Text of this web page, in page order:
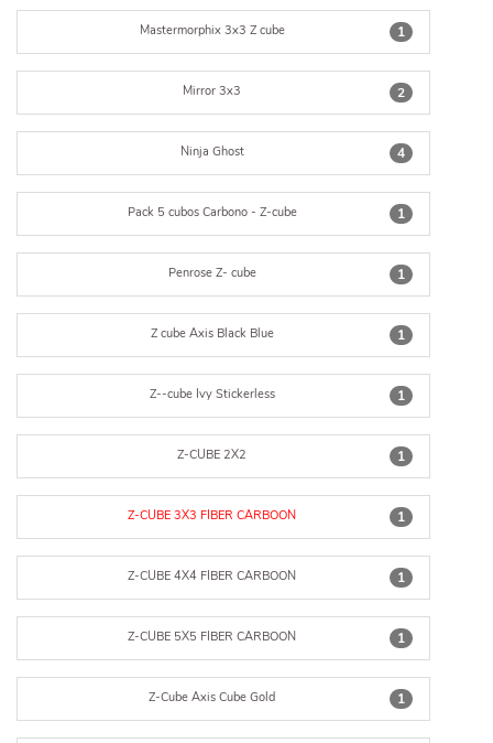
1
Mastermorphix 3x3 Z cube
2
Mirror 3x3
4
Ninja Ghost
1
Pack 5 cubos Carbono - Z-cube
1
Penrose Z- cube
1
Z cube Axis Black Blue
1
Z--cube Ivy Stickerless
1
Z-CUBE 2X2
1
Z-CUBE 3X3 FIBER CARBOON
1
Z-CUBE 4X4 FIBER CARBOON
1
Z-CUBE 5X5 FIBER CARBOON
1
Z-Cube Axis Cube Gold